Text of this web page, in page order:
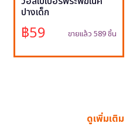
ปางเด็ก
฿59 ขายแล้ว 589 ชิ้น
ดูเพิ่มเติม